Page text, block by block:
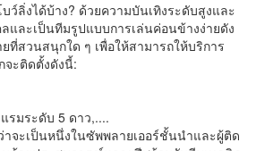
ว์ลิ่งได้บ้าง? ด้วยความบันเทิงระดับสูงและ
และเป็นทีมรูปแบบการเล่นค่อนข้างง่ายดัง
ที่สวนสนุกใด ๆ เพื่อให้สามารถให้บริการ
จะติดตั้งดังนี้:
รมระดับ 5 ดาว,....
าจะเป็นหนึ่งในซัพพลายเออร์ชั้นนําและผู้ติด